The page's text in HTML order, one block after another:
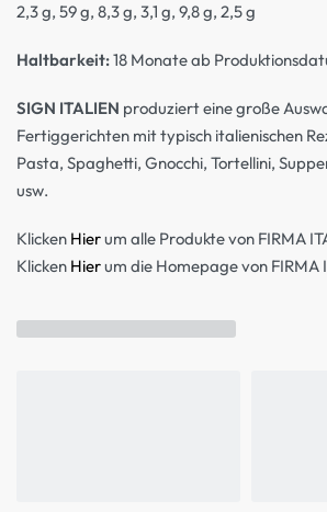
2,3 g, 59 g, 8,3 g, 3,1 g, 9,8 g, 2,5 g
Haltbarkeit:18 Monate ab
SIGN ITALIEN produziert eine große
Fertiggerichten mit typisch italienischen
Pasta, Spaghetti, Gnocchi, Tortellini,
usw.
Klicken Hierum alle Produkte von FIRMA
Klicken Hierum die Homepage von FIRMA